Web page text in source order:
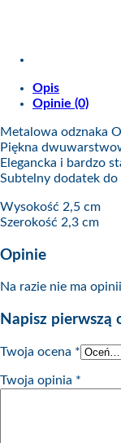
Opis
Opinie (0)
Metalowa odznaka
Piękna
Elegancka i bardzo
Subtelny dodatek
Wysokość 2,5 cm
Szerokość 2,3 cm
Opinie
Na razie nie ma
Napisz pierwszą
Twoja ocena *
Twoja opinia *